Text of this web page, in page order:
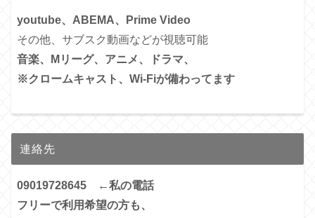
youtube、ABEMA、Prime Video
その他、サブスク動画などが視聴可能
音楽、Mリーグ、アニメ、ドラマ、
※クロームキャスト、Wi-Fiが備わってます
連絡先
09019728645 ←私の電話
フリーで利用希望の方も、